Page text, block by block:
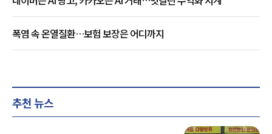
폭염 속 온열질환…보험 보장은 어디까지
추천 뉴스